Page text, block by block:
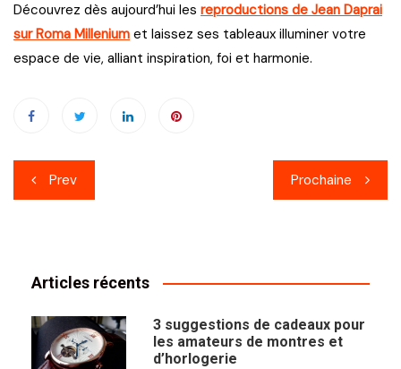
Découvrez dès aujourd’hui les reproductions de Jean Daprai
sur Roma Millenium et laissez ses tableaux illuminer votre
espace de vie, alliant inspiration, foi et harmonie.
Navigation
de
Prev Prochaine
Articles récents
3 suggestions de cadeaux pour
les amateurs de montres et
d’horlogerie